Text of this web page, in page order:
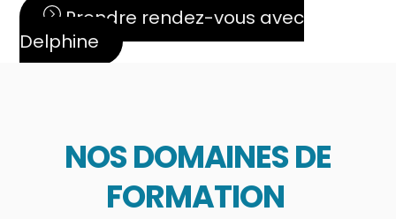
Prendre rendez-vous avec
Delphine
NOS DOMAINES DE
FORMATION